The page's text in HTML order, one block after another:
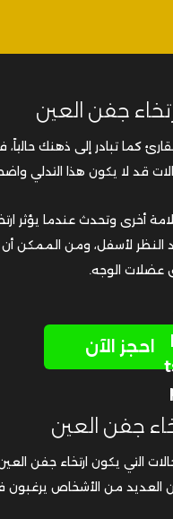
جفن العين
كما تبادر إلى ذهنك
قد لا يكون هذا التدلي
أخرى وتحدث عندما يؤثر
النظر لأسفل، ومن الممكن
عضلات الوجه.
احجز الآن
جفن العين
التي يكون ارتخاء جفن العين
من الأشخاص يرغبون